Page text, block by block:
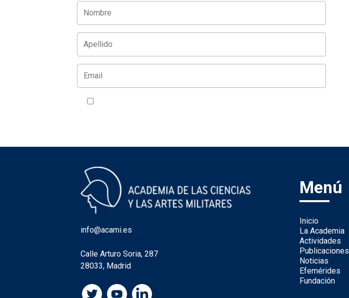
info@acami.es
Calle Arturo Soria, 287
28033, Madrid
Menú
Inicio
La Academia
Actividades
Publicaciones
Noticias
Efemérides
Fundación